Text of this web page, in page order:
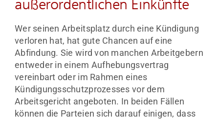
außerordentlichen Einkünfte
Wer seinen Arbeitsplatz durch eine Kündigung
verloren hat, hat gute Chancen auf eine
Abfindung. Sie wird von manchen Arbeitgebern
entweder in einem Aufhebungsvertrag
vereinbart oder im Rahmen eines
Kündigungsschutzprozesses vor dem
Arbeitsgericht angeboten. In beiden Fällen
können die Parteien sich darauf einigen, dass